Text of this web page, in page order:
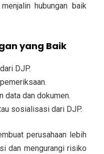
hubungan baik
yang Baik
DJP.
data dan dokumen.
sosialisasi dari DJP.
perusahaan lebih
dan mengurangi risiko